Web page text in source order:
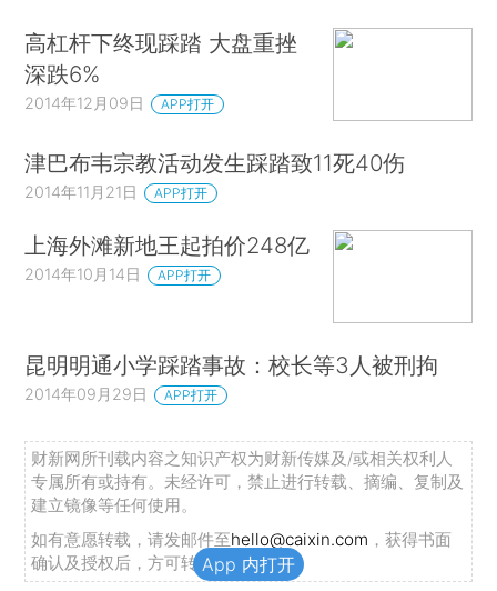
高杠杆下终现踩踏 大盘重挫
深跌6%
2014年12月09日 APP打开
津巴布韦宗教活动发生踩踏致11死40伤
2014年11月21日 APP打开
上海外滩新地王起拍价248亿
2014年10月14日 APP打开
昆明明通小学踩踏事故：校长等3人被刑拘
2014年09月29日 APP打开
财新网所刊载内容之知识产权为财新传媒及/或相关权利人
专属所有或持有。未经许可，禁止进行转载、摘编、复制及
建立镜像等任何使用。
如有意愿转载，请发邮件至hello@caixin.com ，获得书面
确认及授权后，方可转载。App 内打开